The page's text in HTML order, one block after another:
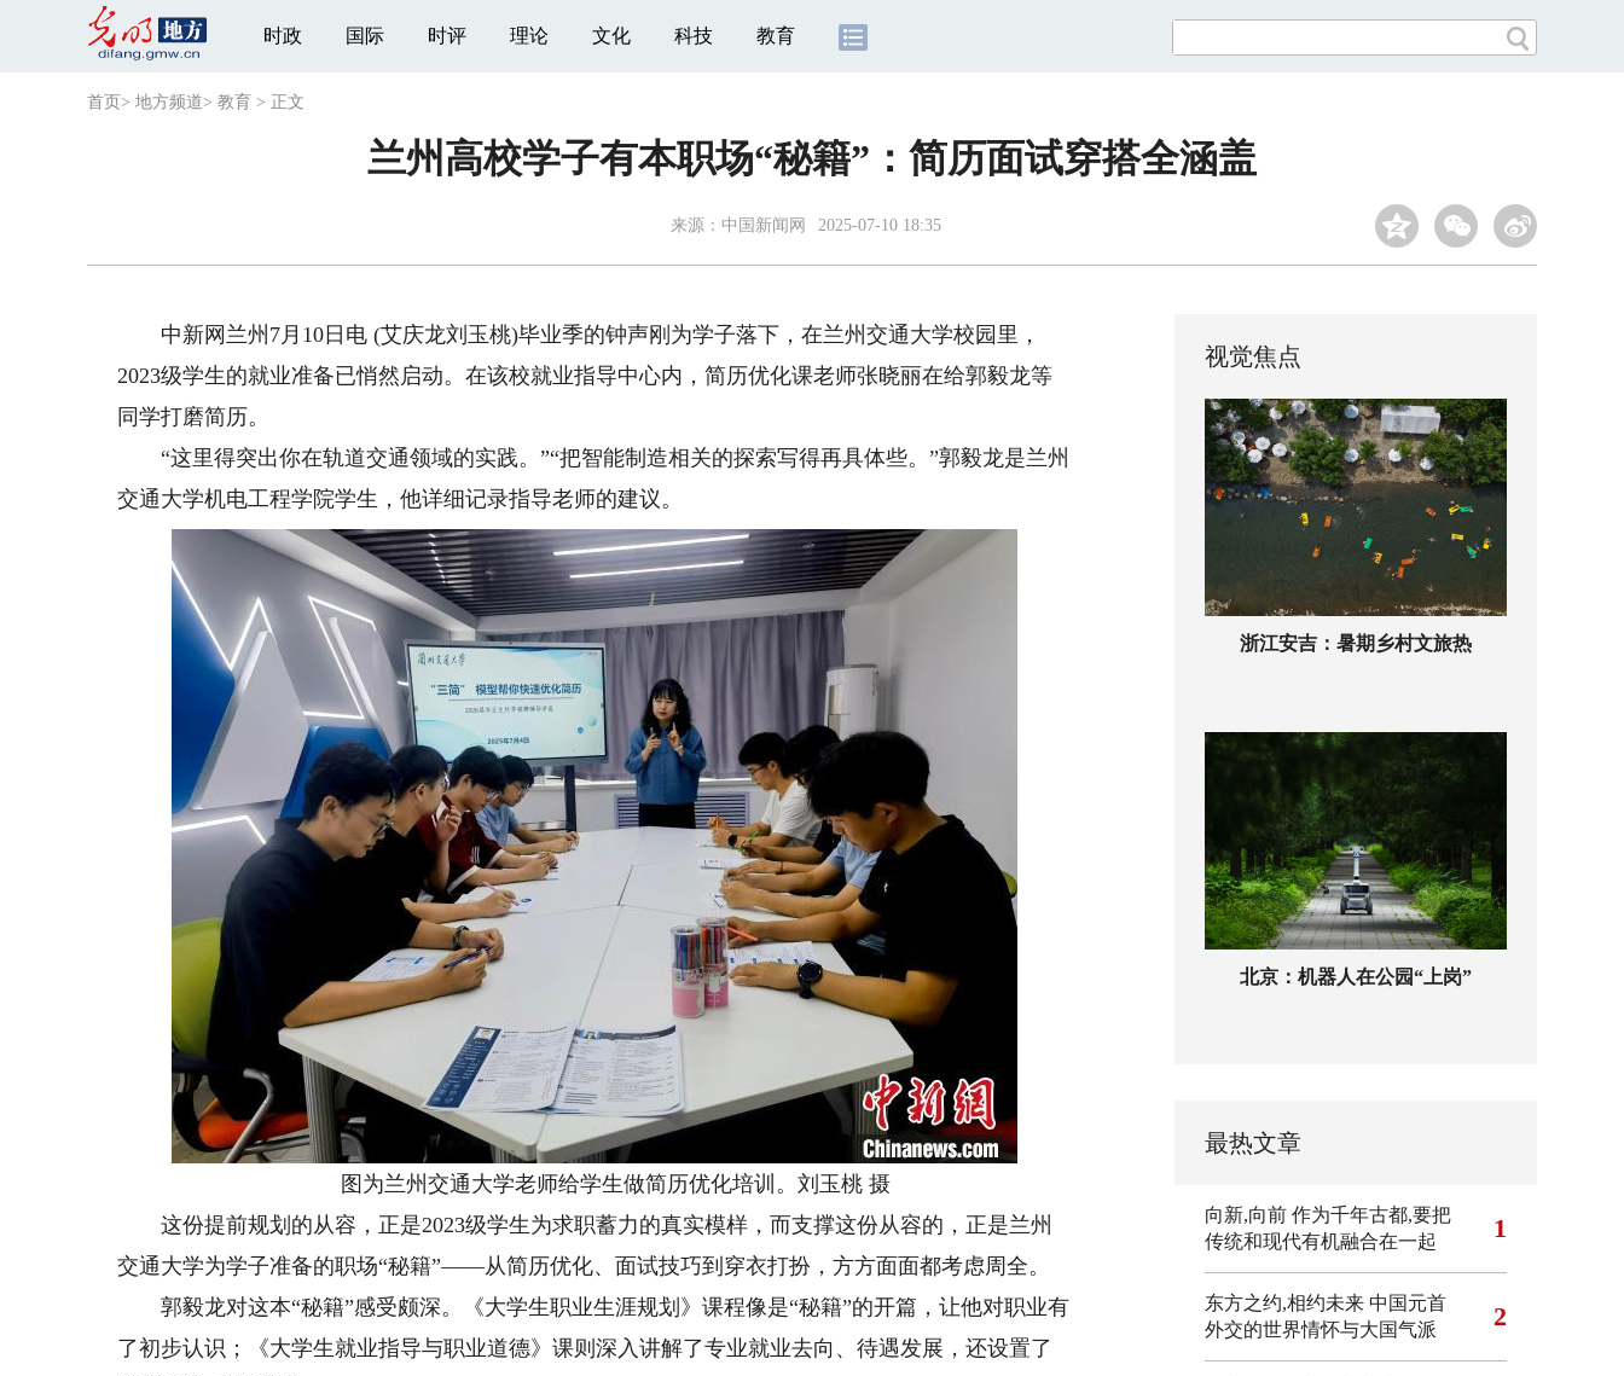
时政 国际 时评 理论 文化 科技 教育
首页 > 地方频道> 教育 > 正文
兰州高校学子有本职场“秘籍”：简历面试穿搭全涵盖
来源： 中国新闻网 2025-07-10 18:35
中新网兰州7月10日电 (艾庆龙刘玉桃)毕业季的钟声刚为学子落下，在兰州交通大学校园里，
2023级学生的就业准备已悄然启动。在该校就业指导中心内，简历优化课老师张晓丽在给郭毅龙等
同学打磨简历。
“这里得突出你在轨道交通领域的实践。”“把智能制造相关的探索写得再具体些。”郭毅龙是兰州
交通大学机电工程学院学生，他详细记录指导老师的建议。
图为兰州交通大学老师给学生做简历优化培训。刘玉桃 摄
这份提前规划的从容，正是2023级学生为求职蓄力的真实模样，而支撑这份从容的，正是兰州
交通大学为学子准备的职场“秘籍”——从简历优化、面试技巧到穿衣打扮，方方面面都考虑周全。
郭毅龙对这本“秘籍”感受颇深。《大学生职业生涯规划》课程像是“秘籍”的开篇，让他对职业有
了初步认识；《大学生就业指导与职业道德》课则深入讲解了专业就业去向、待遇发展，还设置了
视觉焦点
浙江安吉：暑期乡村文旅热
北京：机器人在公园“上岗”
最热文章
向新,向前 作为千年古都,要把
传统和现代有机融合在一起
1
东方之约,相约未来 中国元首
外交的世界情怀与大国气派
2